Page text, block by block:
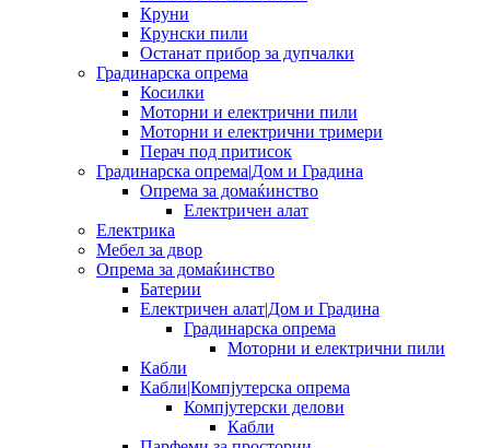
Круни
Крунски пили
Останат прибор за дупчалки
Градинарска опрема
Косилки
Моторни и електрични пили
Моторни и електрични тримери
Перач под притисок
Градинарска опрема|Дом и Градина
Опрема за домаќинство
Електричен алат
Електрика
Мебел за двор
Опрема за домаќинство
Батерии
Електричен алат|Дом и Градина
Градинарска опрема
Моторни и електрични пили
Кабли
Кабли|Компјутерска опрема
Компјутерски делови
Кабли